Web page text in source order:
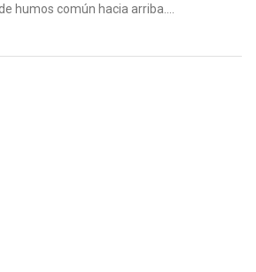
humos común hacia arriba....